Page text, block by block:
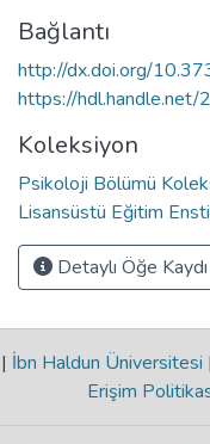
Bağlantı
http://dx.doi.org/
https://
Koleksiyon
Psikoloji Bölümü
Lisansüstü Eğitim
Detaylı Öğe Kaydı
| İbn Haldun Üniversitesi |
Erişim